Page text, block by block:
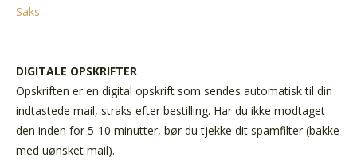
Saks
DIGITALE OPSKRIFTER
Opskriften er en digital opskrift som sendes automatisk til din
indtastede mail, straks efter bestilling. Har du ikke modtaget
den inden for 5-10 minutter, bør du tjekke dit spamfilter (bakke
med uønsket mail).